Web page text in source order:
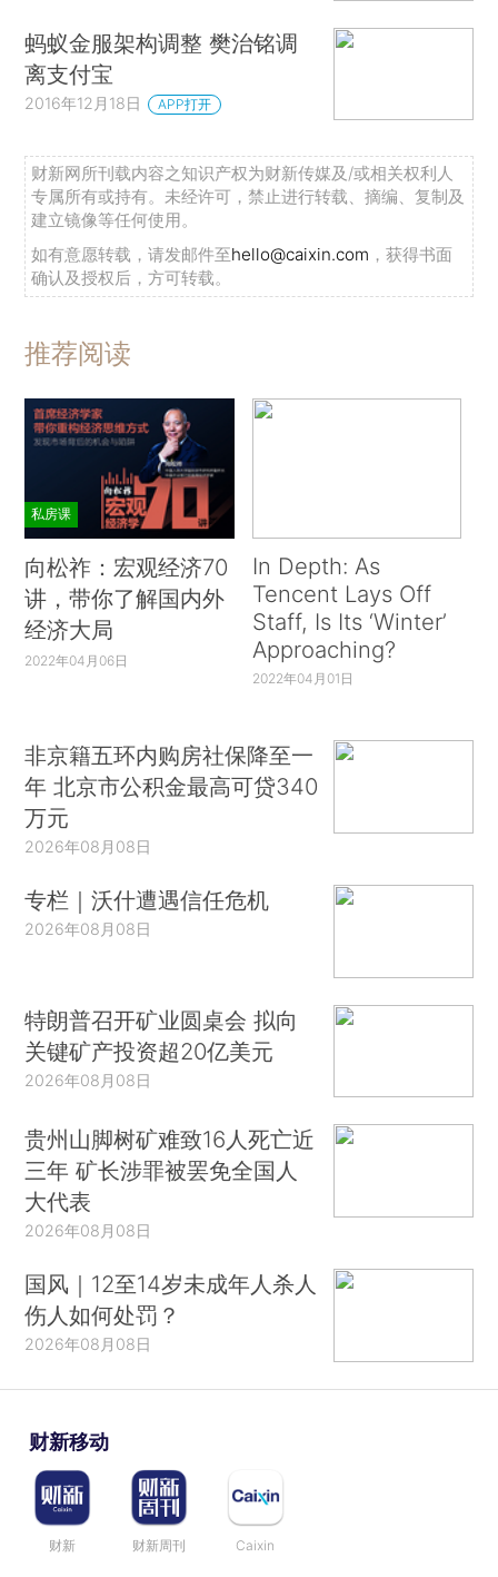
蚂蚁金服架构调整 樊治铭调
离支付宝
2016年12月18日 APP打开
财新网所刊载内容之知识产权为财新传媒及/或相关权利人
专属所有或持有。未经许可，禁止进行转载、摘编、复制及
建立镜像等任何使用。
如有意愿转载，请发邮件至hello@caixin.com ，获得书面
确认及授权后，方可转载。
推荐阅读
私房课
向松祚：宏观经济70
讲，带你了解国内外
经济大局
2022年04月06日
In Depth: As
Tencent Lays Off
Staff, Is Its ‘Winter’
Approaching?
2022年04月01日
非京籍五环内购房社保降至一
年 北京市公积金最高可贷340
万元
2026年08月08日
专栏｜沃什遭遇信任危机
2026年08月08日
特朗普召开矿业圆桌会 拟向
关键矿产投资超20亿美元
2026年08月08日
贵州山脚树矿难致16人死亡近
三年 矿长涉罪被罢免全国人
大代表
2026年08月08日
国风｜12至14岁未成年人杀人
伤人如何处罚？
2026年08月08日
财新移动
财新 财新周刊 Caixin